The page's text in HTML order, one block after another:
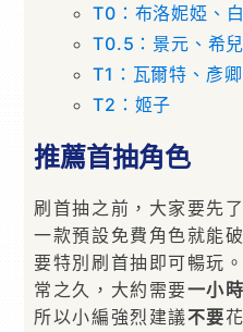
T0：布洛妮婭、
T0.5：景元、希兒
T1：瓦爾特、彥
T2：姬子
推薦首抽角色
刷首抽之前，大家要先
一款預設免費角色就能
要特別刷首抽即可暢玩
常之久，大約需要一小
所以小編強烈建議不要